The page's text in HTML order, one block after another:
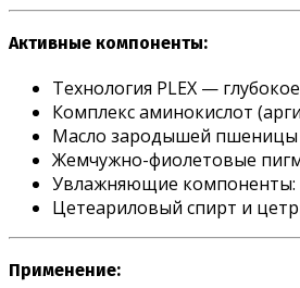
Активные компоненты:
Технология PLEX —
Комплекс аминокислот
Масло зародышей пшеницы
Жемчужно-фиолетовые
Увлажняющие компоненты:
Цетеариловый спирт и
Применение: